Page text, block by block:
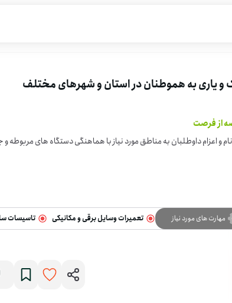
و یاری به هموطنان در استان و شهرهای مختلف
از فرصت
و اعزام داوطلبان به مناطق مورد نیاز با هماهنگی دستگاه های
مهارت های مورد نیاز
تعمیرات وسایل برقی و مکانیکی تاسیسات